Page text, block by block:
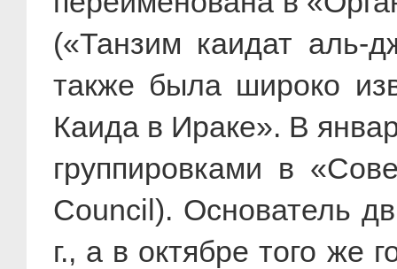
(«Танзим каидат аль-
также была широко
Каида в Ираке». В
группировками в
Council). Основатель
г., а в октябре того же